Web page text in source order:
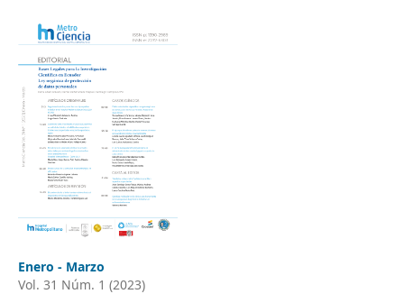
Enero - Marzo
Vol. 31 Núm. 1 (2023)